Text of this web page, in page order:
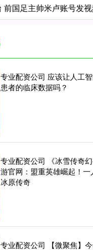
专业配资公司 应该让人工
患者的临床数据吗？
专业配资公司 《冰雪传奇
游官网：盟重英雄崛起！
冰原传奇
专业配资公司 【微聚焦】